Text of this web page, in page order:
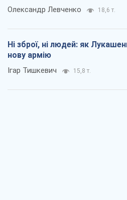
Олександр Левченко 18,6 т.
Ні зброї, ні людей: як
нову армію
Ігар Тишкевич 15,8 т.